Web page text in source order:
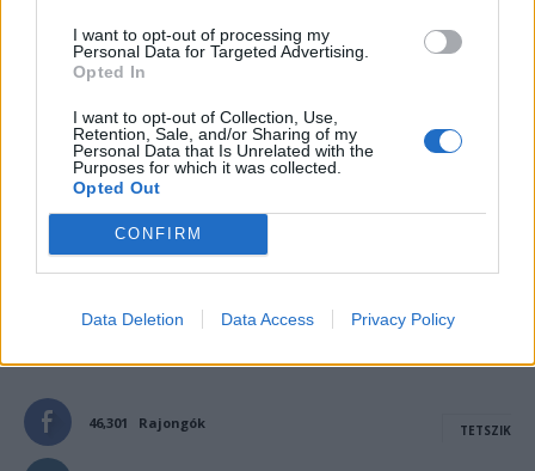
I want to opt-out of processing my
Personal Data for Targeted Advertising.
Opted In
I want to opt-out of Collection, Use,
Retention, Sale, and/or Sharing of my
Personal Data that Is Unrelated with the
Purposes for which it was collected.
Opted Out
CONFIRM
Data Deletion Data Access Privacy Policy
Save my name, email, and website in this browser for the
Notify me of follow-up comments by email.
Notify me of new posts by email.
- Advertisement -
46,301 Rajongók TETSZIK